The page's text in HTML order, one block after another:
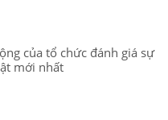
của tổ chức đánh giá sự
mới nhất